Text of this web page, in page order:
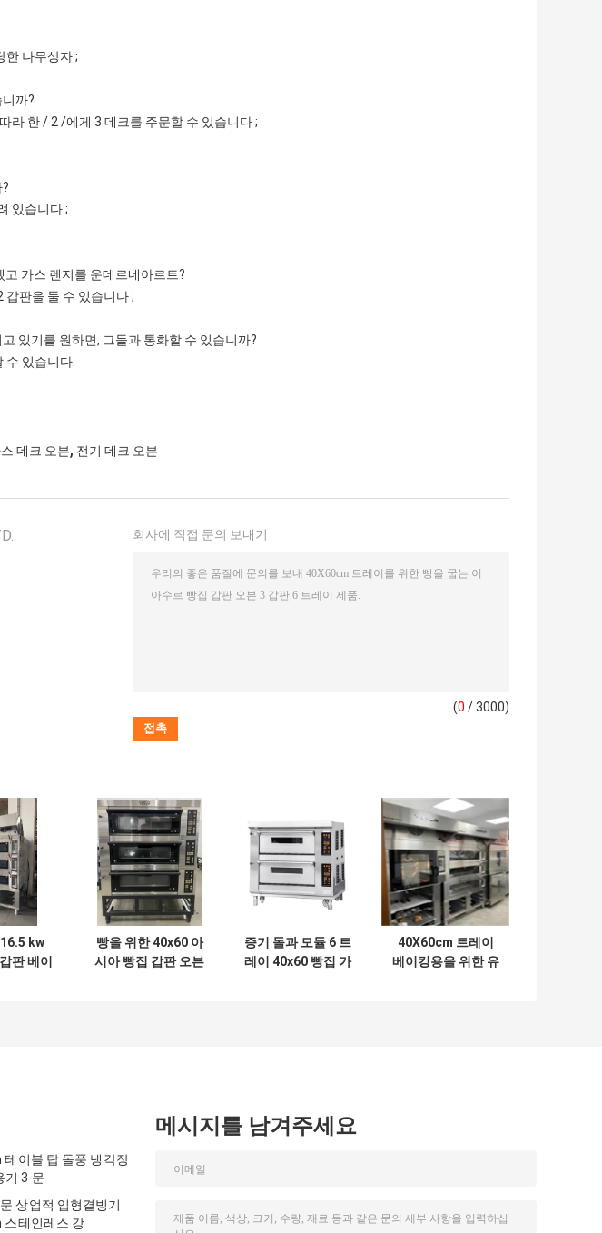
한 나무상자 ;
까?
라 한 / 2 /에게 3 데크를 주문할 수 있습니다 ;
있습니다 ;
가스 렌지를 운데르네아르트?
갑판을 둘 수 있습니다 ;
있기를 원하면, 그들과 통화할 수 있습니까?
수 있습니다.
데크 오븐, 전기 데크 오븐
회사에 직접 문의 보내기
(0 / 3000)
kw
판 베이
빵을 위한 40x60 아
시아 빵집 갑판 오븐
증기 돌과 모듈 6 트
레이 40x60 빵집 가
40X60cm 트레이
베이킹용을 위한 유
이블 탑 돌풍 냉각장
기 3 문
상업적 입형결빙기
테인레스 강
메시지를 남겨주세요